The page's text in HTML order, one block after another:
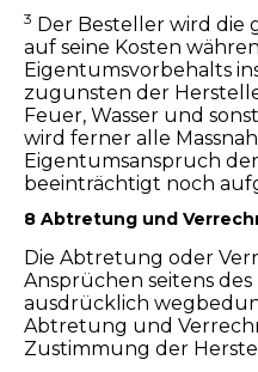
3 Der Besteller wird die
auf seine Kosten
Eigentumsvorbehalts
zugunsten der
Feuer, Wasser und
wird ferner alle
Eigentumsanspruch
beeinträchtigt noch
8 Abtretung und
Die Abtretung oder
Ansprüchen seitens
ausdrücklich
Abtretung und
Zustimmung der